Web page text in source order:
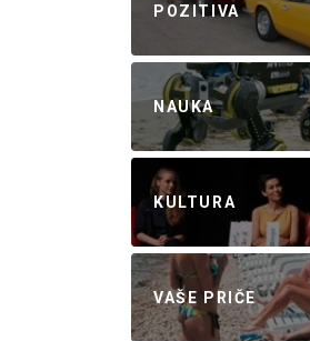
POZITIVA
NAUKA
KULTURA
VAŠE PRIČE